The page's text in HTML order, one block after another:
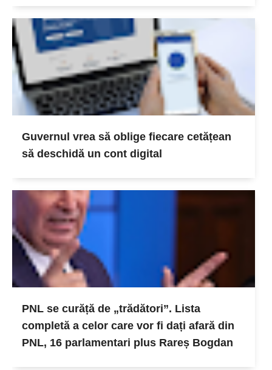
Guvernul vrea să oblige fiecare cetățean
să deschidă un cont digital
PNL se curăță de „trădători”. Lista
completă a celor care vor fi dați afară din
PNL, 16 parlamentari plus Rareș Bogdan